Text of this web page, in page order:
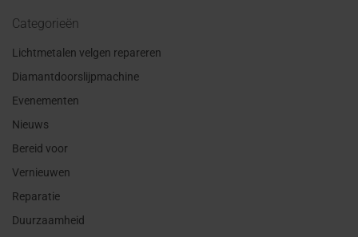
Categorieën
Lichtmetalen velgen repareren
Diamantdoorslijpmachine
Evenementen
Nieuws
Bereid voor
Vernieuwen
Reparatie
Duurzaamheid